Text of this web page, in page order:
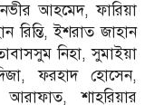
আহমেদ, ফারিয়া
রিন্তি, ইশরাত জাহান
নিহা, সুমাইয়া
ফরহাদ হোসেন,
শাহরিয়ার